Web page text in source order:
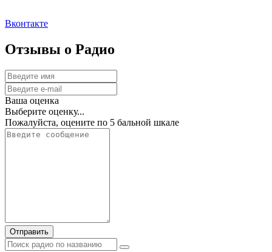
Вконтакте
Отзывы о Радио
Ваша оценка
Выберите оценку...
Пожалуйста, оцените по 5 бальной шкале
Отправить